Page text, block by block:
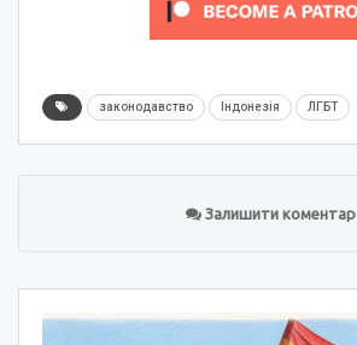
законодавство Індонезія ЛГБТ
Залишити коментар